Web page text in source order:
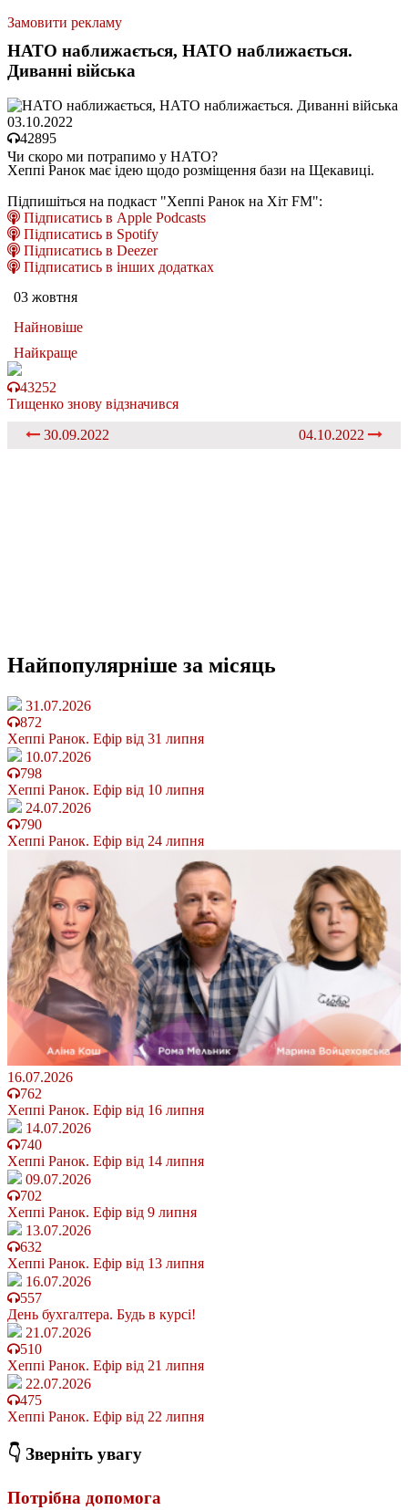
Замовити рекламу
НАТО наближається, НАТО наближається.
Диванні війська
03.10.2022
42895
Чи скоро ми потрапимо у НАТО?
Хеппі Ранок має ідею щодо розміщення бази на Щекавиці.
Підпишіться на подкаст "Хеппі Ранок на Хіт FM":
Підписатись в Apple Podcasts
Підписатись в Spotify
Підписатись в Deezer
Підписатись в інших додатках
03 жовтня
Найновіше
Найкраще
43252
Тищенко знову відзначився
30.09.2022
04.10.2022
Найпопулярніше за місяць
31.07.2026
872
Хеппі Ранок. Ефір від 31 липня
10.07.2026
798
Хеппі Ранок. Ефір від 10 липня
24.07.2026
790
Хеппі Ранок. Ефір від 24 липня
16.07.2026
762
Хеппі Ранок. Ефір від 16 липня
14.07.2026
740
Хеппі Ранок. Ефір від 14 липня
09.07.2026
702
Хеппі Ранок. Ефір від 9 липня
13.07.2026
632
Хеппі Ранок. Ефір від 13 липня
16.07.2026
557
День бухгалтера. Будь в курсі!
21.07.2026
510
Хеппі Ранок. Ефір від 21 липня
22.07.2026
475
Хеппі Ранок. Ефір від 22 липня
👇 Зверніть увагу
Потрібна допомога